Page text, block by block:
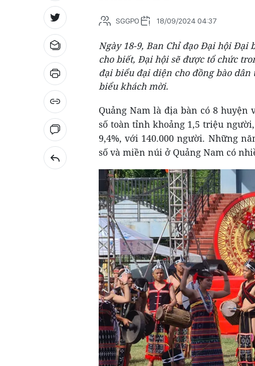
SGGPO 18/09/2024 04:37
Ngày 18-9, Ban Chỉ đạo Đại hội Đại
cho biết, Đại hội sẽ được tổ chức
đại biểu đại diện cho đồng bào
biểu khách mời.
Quảng Nam là địa bàn có 8 huyện
số toàn tỉnh khoảng 1,5 triệu
9,4%, với 140.000 người. Những
số và miền núi ở Quảng Nam có